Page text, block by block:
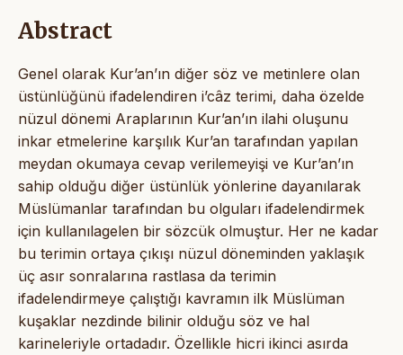
Abstract
Genel olarak Kur’an’ın diğer söz ve metinlere olan
üstünlüğünü ifadelendiren i’câz terimi, daha özelde
nüzul dönemi Araplarının Kur’an’ın ilahi oluşunu
inkar etmelerine karşılık Kur’an tarafından yapılan
meydan okumaya cevap verilemeyişi ve Kur’an’ın
sahip olduğu diğer üstünlük yönlerine dayanılarak
Müslümanlar tarafından bu olguları ifadelendirmek
için kullanılagelen bir sözcük olmuştur. Her ne kadar
bu terimin ortaya çıkışı nüzul döneminden yaklaşık
üç asır sonralarına rastlasa da terimin
ifadelendirmeye çalıştığı kavramın ilk Müslüman
kuşaklar nezdinde bilinir olduğu söz ve hal
karineleriyle ortadadır. Özellikle hicri ikinci asırda